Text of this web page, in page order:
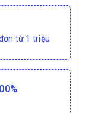
từ 1 triệu